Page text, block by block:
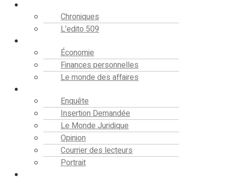
Chroniques
L’edito 509
Économie
Finances personnelles
Le monde des affaires
Enquête
Insertion Demandée
Le Monde Juridique
Opinion
Courrier des lecteurs
Portrait